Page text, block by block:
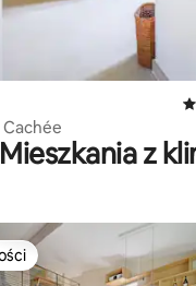
Cachée
Mieszkania z